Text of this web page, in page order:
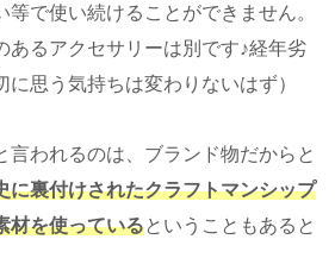
で使い続けることができません。
あるアクセサリーは別です♪経年劣
思う気持ちは変わりないはず）
言われるのは、ブランド物だからと
に裏付けされたクラフトマンシップ
材を使っているということもあると